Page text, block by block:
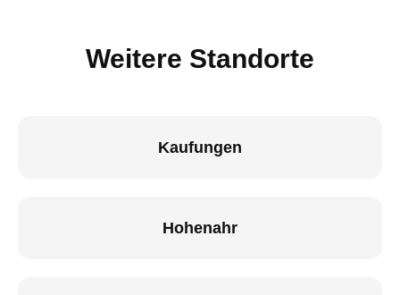
Weitere Standorte
Kaufungen
Hohenahr